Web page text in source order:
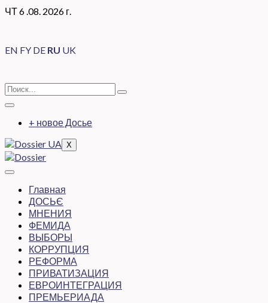
ЧТ 6 .08. 2026 г.
EN FY DE RU UK
+ новое Досье
X
Главная
ДОСЬЄ
МНЕНИЯ
ФЕМИДА
ВЫБОРЫ
КОРРУПЦИЯ
РЕФОРМА
ПРИВАТИЗАЦИЯ
ЕВРОИНТЕГРАЦИЯ
ПРЕМЬЕРИАДА